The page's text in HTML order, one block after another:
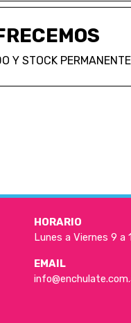
Y STOCK PERMANENTE
HORARIO
Lunes a Viernes 9 a
EMAIL